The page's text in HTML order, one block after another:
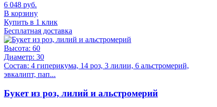
6 048 руб.
В корзину
Купить в 1 клик
Бесплатная доставка
Высота: 60
Диаметр: 30
Состав: 4 гиперикума, 14 роз, 3 лилии, 6 альстромерий,
эвкалипт, пап...
Букет из роз, лилий и альстромерий